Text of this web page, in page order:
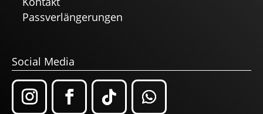
Passverlängerungen
Social Media